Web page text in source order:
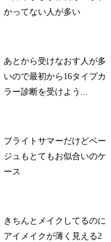
かってない人が多い
あとから受けなおす人が多
いので最初から16タイプカ
ラー診断を受けよう...
ブライトサマーだけどベー
ジュもとてもお似合いのケ
ース
きちんとメイクしてるのに
アイメイクが薄く見える2